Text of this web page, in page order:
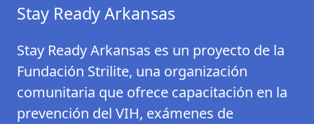
Stay Ready Arkansas
Stay Ready Arkansas es un proyecto de la
Fundación Strilite, una organización
comunitaria que ofrece capacitación en la
prevención del VIH, exámenes de